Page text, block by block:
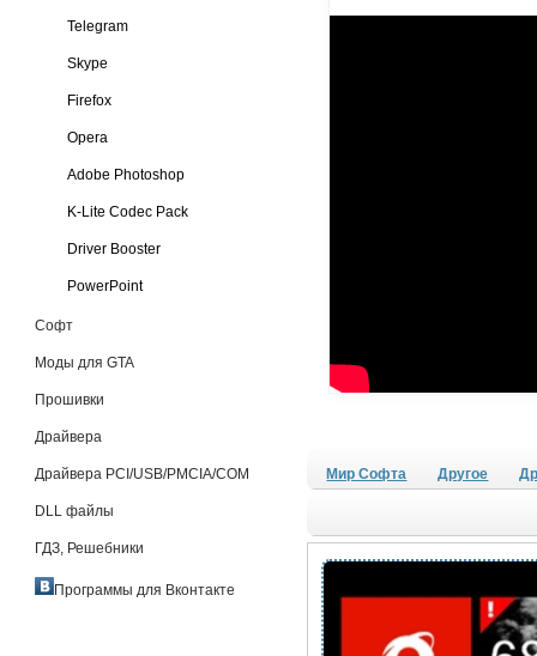
Telegram
Skype
Firefox
Opera
Adobe Photoshop
K-Lite Codec Pack
Driver Booster
PowerPoint
Софт
Моды для GTA
Прошивки
Драйвера
Драйвера PCI/USB/PMCIA/COM
DLL файлы
ГДЗ, Решебники
Программы для Вконтакте
Мир Софта Другое